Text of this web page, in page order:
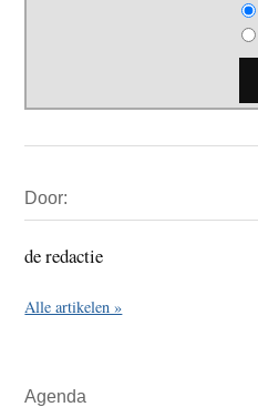
Sidebar
Door:
de redactie
Alle artikelen »
Agenda